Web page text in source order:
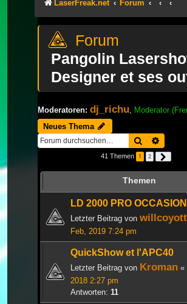
LaserFreak.net Forum
Pangolin
Designer et ses
Moderatoren: dj_richu Moderator
Neues Thema
Suche
41 Themen 1 2
Themen
LD 2000 PRO OCCASION
Letzter Beitrag von
Feb, 2019 7:24 pm
QuickShow et l'APC40
Letzter Beitrag von Kroman «
2018 2:27 pm
Antworten: 11